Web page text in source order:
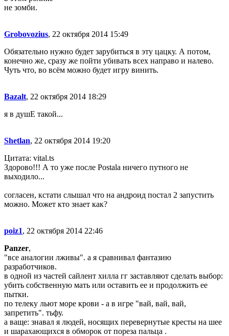
не зомби.
Grobovozius, 22 октября 2014 15:49
Обязательно нужно будет зарубиться в эту цацку. А потом,
конечно же, сразу же пойти убивать всех направо и налево.
Чуть что, во всём можно будет игру винить.
Bazalt, 22 октября 2014 18:29
я в душЕ такой...
Shetlan, 22 октября 2014 19:20
Цитата: vital.ts
Здорово!!! А то уже после Postala ничего путного не
выходило...
согласен, кстати слышал что на андроид постал 2 запустить
можно. Может кто знает как?
poiz1, 22 октября 2014 22:46
Panzer,
"все аналогии лживы". а я сравнивал фантазию
разработчиков.
в одной из частей сайлент хилла гг заставляют сделать выбор:
убить собственную мать или оставить ее и продолжить ее
пытки.
по телеку льют море крови - а в игре "вай, вай, вай,
запретить". тьфу.
а ваще: знавал я людей, носящих перевернутые кресты на шее
и шарахающихся в обморок от пореза пальца .